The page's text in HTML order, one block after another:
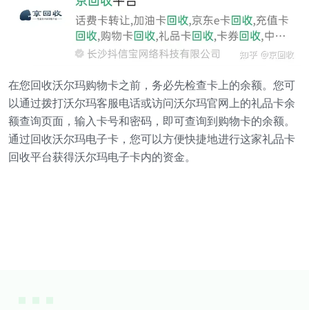
在您回收沃尔玛购物卡之前，务必先检查卡上的余额。您可
以通过拨打沃尔玛客服电话或访问沃尔玛官网上的礼品卡余
额查询页面，输入卡号和密码，即可查询到购物卡的余额。
通过回收沃尔玛电子卡，您可以方便快捷地进行这家礼品卡
回收平台获得沃尔玛电子卡内的资金。